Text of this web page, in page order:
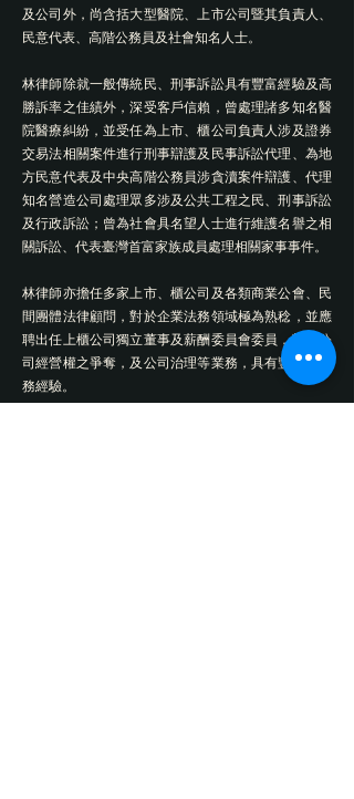
及公司外，尚含括大型醫院、上市公司暨其負責人、
民意代表、高階公務員及社會知名人士。
林律師除就一般傳統民、刑事訴訟具有豐富經驗及高
勝訴率之佳績外，深受客戶信賴，曾處理諸多知名醫
院醫療糾紛，並受任為上市、櫃公司負責人涉及證券
交易法相關案件進行刑事辯護及民事訴訟代理、為地
方民意代表及中央高階公務員涉貪瀆案件辯護、代理
知名營造公司處理眾多涉及公共工程之民、刑事訴訟
及行政訴訟；曾為社會具名望人士進行維護名譽之相
關訴訟、代表臺灣首富家族成員處理相關家事事件。
林律師亦擔任多家上市、櫃公司及各類商業公會、民
間團體法律顧問，對於企業法務領域極為熟稔，並應
聘出任上櫃公司獨立董事及薪酬委員會委員，對於公
司經營權之爭奪，及公司治理等業務，具有豐富之實
務經驗。